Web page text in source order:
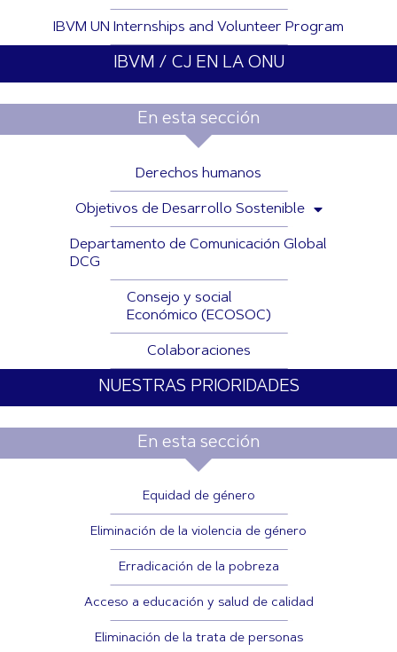
IBVM UN Internships and Volunteer Program
IBVM / CJ EN LA ONU
En esta sección
Derechos humanos
Objetivos de Desarrollo Sostenible
Departamento de Comunicación Global
DCG
Consejo y social
Económico (ECOSOC)
Colaboraciones
NUESTRAS PRIORIDADES
En esta sección
Equidad de género
Eliminación de la violencia de género
Erradicación de la pobreza
Acceso a educación y salud de calidad
Eliminación de la trata de personas